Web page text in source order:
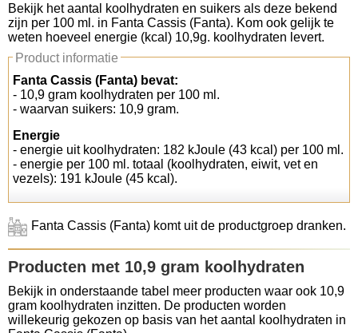
Koolhydraten tellen
Links
Bekijk het aantal koolhydraten en suikers als deze bekend
zijn per 100 ml. in Fanta Cassis (Fanta). Kom ook gelijk te
weten hoeveel energie (kcal) 10,9g. koolhydraten levert.
Product informatie
Fanta Cassis (Fanta) bevat:
- 10,9 gram koolhydraten per 100 ml.
- waarvan suikers: 10,9 gram.
Energie
- energie uit koolhydraten: 182 kJoule (43 kcal) per 100 ml.
- energie per 100 ml. totaal (koolhydraten, eiwit, vet en
vezels): 191 kJoule (45 kcal).
Fanta Cassis (Fanta) komt uit de productgroep dranken.
Producten met 10,9 gram koolhydraten
Bekijk in onderstaande tabel meer producten waar ook 10,9
gram koolhydraten inzitten. De producten worden
willekeurig gekozen op basis van het aantal koolhydraten in